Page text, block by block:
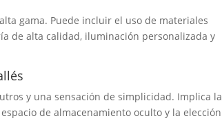
gama. Puede incluir el uso de materiales
de alta calidad, iluminación personalizada y
y una sensación de simplicidad. Implica la
de almacenamiento oculto y la elección